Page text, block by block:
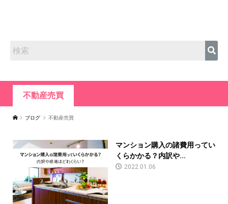
不動産売買
ブログ 不動産売買
マンション購入の諸費用ってい
くらかかる？内訳や...
2022.01.06